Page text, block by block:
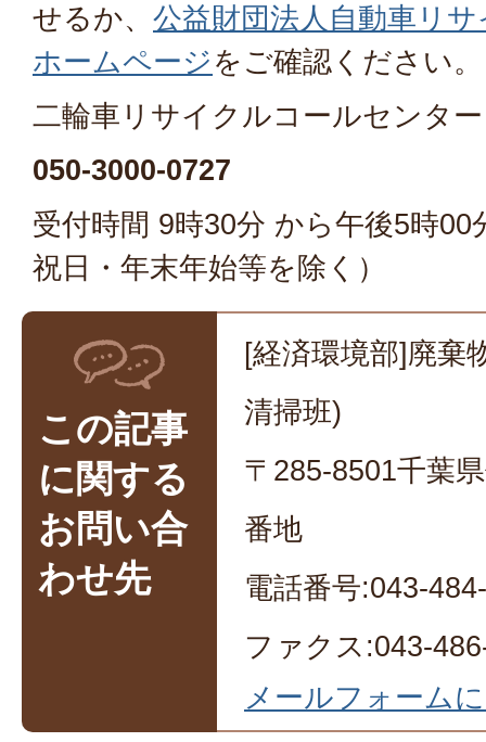
せるか、 公益財団法人自動車リ
ホームページをご確認ください。
二輪車リサイクルコールセンター
050-3000-0727
受付時間 9時30分 から午後5時00
祝日・年末年始等を除く）
この記事
に関する
お問い合
わせ先
[経済環境部]廃棄
清掃班)
〒285-8501千葉
番地
電話番号:043-
ファクス:043-
メールフォーム